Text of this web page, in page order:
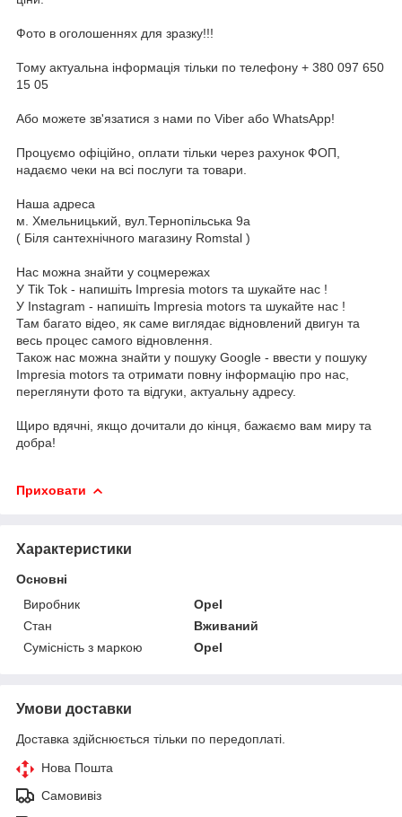
Фото в оголошеннях для зразку!!!
Тому актуальна інформація тільки по телефону + 380 097 650
15 05
Або можете зв'язатися з нами по Viber або WhatsApp!
Процуємо офіційно, оплати тільки через рахунок ФОП,
надаємо чеки на всі послуги та товари.
Наша адреса
м. Хмельницький, вул.Тернопільська 9а
( Біля сантехнічного магазину Romstal )
Нас можна знайти у соцмережах
У Tik Tok - напишіть Impresia motors та шукайте нас !
У Instagram - напишіть Impresia motors та шукайте нас !
Там багато відео, як саме виглядає відновлений двигун та
весь процес самого відновлення.
Також нас можна знайти у пошуку Google - ввести у пошуку
Impresia motors та отримати повну інформацію про нас,
переглянути фото та відгуки, актуальну адресу.
Щиро вдячні, якщо дочитали до кінця, бажаємо вам миру та
добра!
Приховати
Характеристики
Основні
Виробник
Opel
Стан
Вживаний
Сумісність з маркою
Opel
Умови доставки
Доставка здійснюється тільки по передоплаті.
Нова Пошта
Самовивіз